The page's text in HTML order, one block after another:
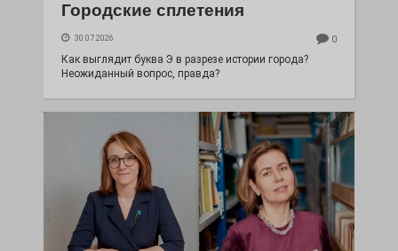
Городские сплетения
30.07.2026 0
Как выглядит буква Э в разрезе истории города?
Неожиданный вопрос, правда?